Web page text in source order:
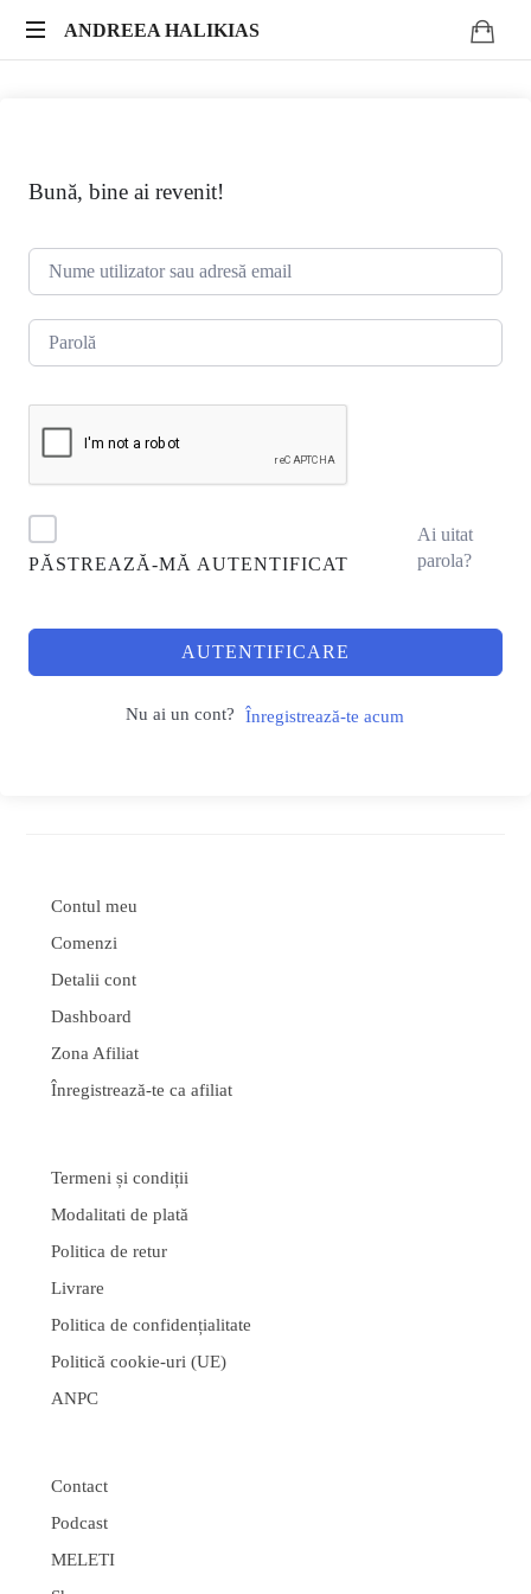
ANDREEA
ANDREEA HALIKIAS
impact
Bună, bine ai revenit!
PĂSTREAZĂ-MĂ AUTENTIFICAT
Ai uitat
parola?
AUTENTIFICARE
Nu ai un cont? Înregistrează-te acum
Contul meu
Comenzi
Detalii cont
Dashboard
Zona Afiliat
Înregistrează-te ca afiliat
Termeni și condiții
Modalitati de plată
Politica de retur
Livrare
Politica de confidențialitate
Politică cookie-uri (UE)
ANPC
Contact
Podcast
MELETI